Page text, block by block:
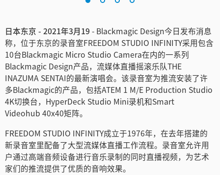
India
Italy
Japan
Korea
Mexico
Malaysia
Netherlands
日本东京 - 2021年3月19 - Blackmagic Design今日发布消息
称，位于东京的录音室FREEDOM STUDIO INFINITY采用包含
10台Blackmagic Micro Studio Camera在内的一系列
Blackmagic Design产品，流媒体直播摇滚乐队THE
INAZUMA SENTAI的最新演唱会。该录音室为推流安装了许
多Blackmagic的产品，包括ATEM 1 M/E Production Studio
4K切换台，HyperDeck Studio Mini录机和Smart
Videohub 40x40矩阵。
FREEDOM STUDIO INFINITY成立于1976年，在去年搭建的
新录音室里配备了大型流媒体直播工作流程。录音室允许用
户通过高端音频设备进行音乐录制的同时直播视频，为艺术
家们的推流提供了优质的音响效果。